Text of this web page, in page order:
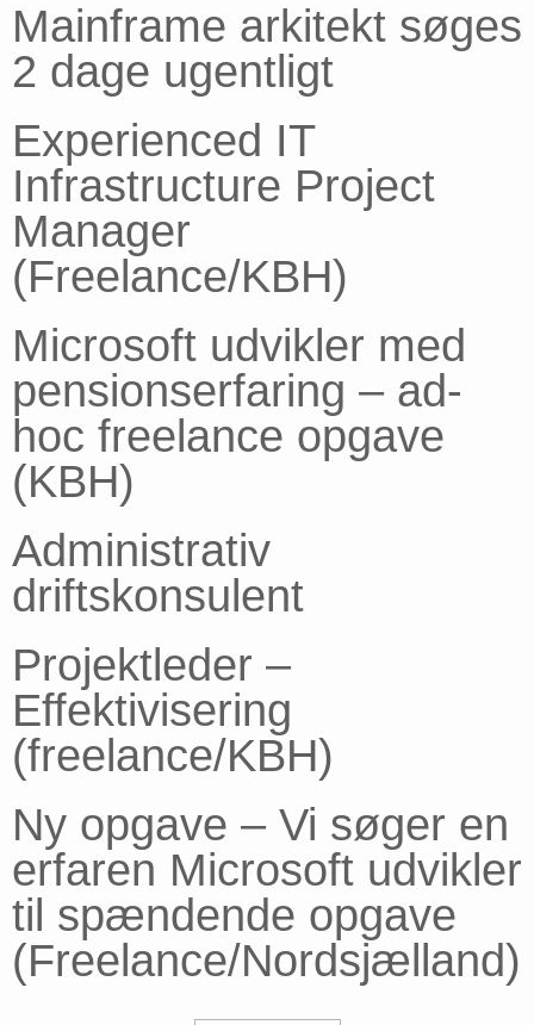
Mainframe arkitekt søges
2 dage ugentligt
Experienced IT
Infrastructure Project
Manager
(Freelance/KBH)
Microsoft udvikler med
pensionserfaring – ad-
hoc freelance opgave
(KBH)
Administrativ
driftskonsulent
Projektleder –
Effektivisering
(freelance/KBH)
Ny opgave – Vi søger en
erfaren Microsoft udvikler
til spændende opgave
(Freelance/Nordsjælland)